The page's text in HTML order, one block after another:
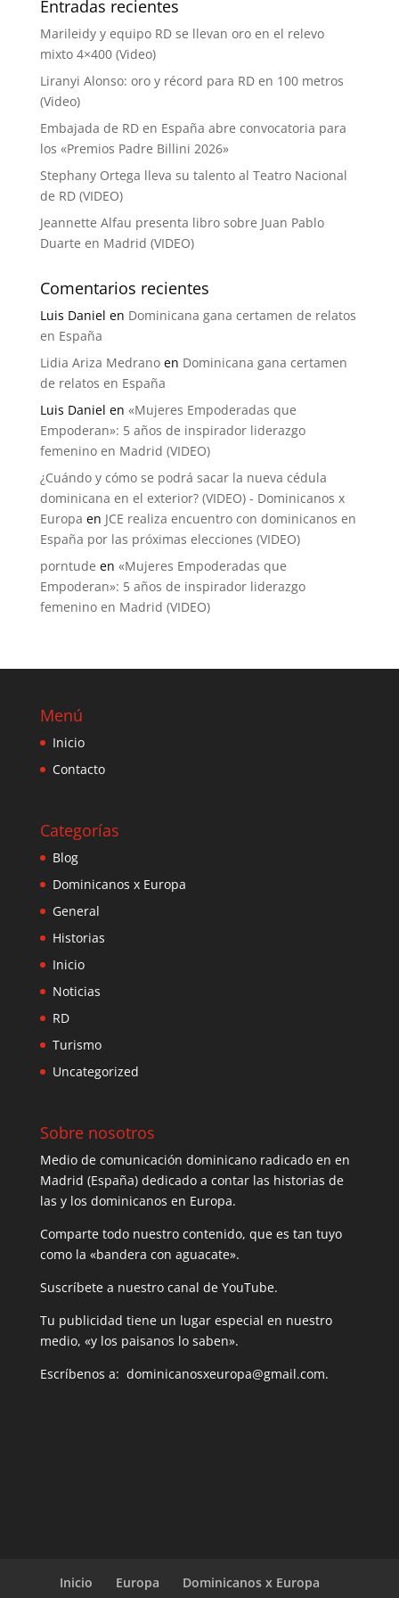
Entradas recientes
Marileidy y equipo RD se llevan oro en el relevo
mixto 4×400 (Video)
Liranyi Alonso: oro y récord para RD en 100 metros
(Video)
Embajada de RD en España abre convocatoria para
los «Premios Padre Billini 2026»
Stephany Ortega lleva su talento al Teatro Nacional
de RD (VIDEO)
Jeannette Alfau presenta libro sobre Juan Pablo
Duarte en Madrid (VIDEO)
Comentarios recientes
Luis Daniel en Dominicana gana certamen de relatos
en España
Lidia Ariza Medranoen Dominicana gana certamen
de relatos en España
Luis Daniel en «Mujeres Empoderadas que
Empoderan»: 5 años de inspirador liderazgo
femenino en Madrid (VIDEO)
¿Cuándo y cómo se podrá sacar la nueva cédula
dominicana en el exterior? (VIDEO) - Dominicanos x
Europa en JCE realiza encuentro con dominicanos en
España por las próximas elecciones (VIDEO)
porntude en «Mujeres Empoderadas que
Empoderan»: 5 años de inspirador liderazgo
femenino en Madrid (VIDEO)
Menú
Inicio
Contacto
Categorías
Blog
Dominicanos x Europa
General
Historias
Inicio
Noticias
RD
Turismo
Uncategorized
Sobre nosotros
Medio de comunicación dominicano radicado en en
Madrid (España) dedicado a contar las historias de
las y los dominicanos en Europa.
Comparte todo nuestro contenido, que es tan tuyo
como la «bandera con aguacate».
Suscríbete a nuestro canal de YouTube.
Tu publicidad tiene un lugar especial en nuestro
medio, «y los paisanos lo saben».
Escríbenos a: dominicanosxeuropa@gmail.com.
Inicio Europa
Dominicanos x Europa